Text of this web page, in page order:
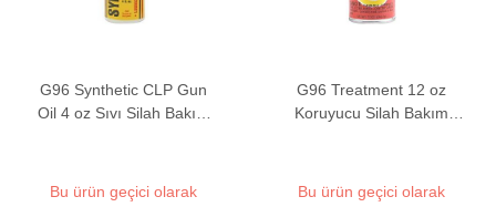
G96 Synthetic CLP Gun
Oil 4 oz Sıvı Silah Bakım
Bu ürün geçici olarak
G96 Treatment 12 oz
Koruyucu Silah Bakım
Bu ürün geçici olarak